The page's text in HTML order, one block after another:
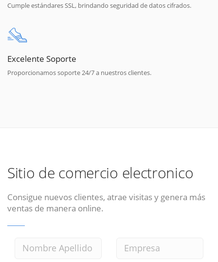
Cumple estándares SSL, brindando seguridad de datos cifrados.
Excelente Soporte
Proporcionamos soporte 24/7 a nuestros clientes.
Sitio de comercio electronico
Consigue nuevos clientes, atrae visitas y genera más
ventas de manera online.